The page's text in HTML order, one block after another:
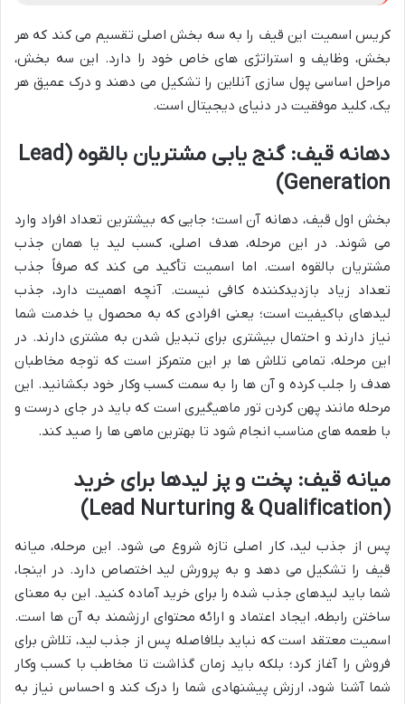
کریس اسمیت این قیف را به سه بخش اصلی تقسیم می کند که هر
بخش، وظایف و استراتژی های خاص خود را دارد. این سه بخش،
مراحل اساسی پول سازی آنلاین را تشکیل می دهند و درک عمیق هر
یک، کلید موفقیت در دنیای دیجیتال است.
دهانه قیف: گنج یابی مشتریان بالقوه (Lead
Generation)
بخش اول قیف، دهانه آن است؛ جایی که بیشترین تعداد افراد وارد
می شوند. در این مرحله، هدف اصلی، کسب لید یا همان جذب
مشتریان بالقوه است. اما اسمیت تأکید می کند که صرفاً جذب
تعداد زیاد بازدیدکننده کافی نیست. آنچه اهمیت دارد، جذب
لیدهای باکیفیت است؛ یعنی افرادی که به محصول یا خدمت شما
نیاز دارند و احتمال بیشتری برای تبدیل شدن به مشتری دارند. در
این مرحله، تمامی تلاش ها بر این متمرکز است که توجه مخاطبان
هدف را جلب کرده و آن ها را به سمت کسب وکار خود بکشانید. این
مرحله مانند پهن کردن تور ماهیگیری است که باید در جای درست و
با طعمه های مناسب انجام شود تا بهترین ماهی ها را صید کند.
میانه قیف: پخت و پز لیدها برای خرید
(Lead Nurturing & Qualification)
پس از جذب لید، کار اصلی تازه شروع می شود. این مرحله، میانه
قیف را تشکیل می دهد و به پرورش لید اختصاص دارد. در اینجا،
شما باید لیدهای جذب شده را برای خرید آماده کنید. این به معنای
ساختن رابطه، ایجاد اعتماد و ارائه محتوای ارزشمند به آن ها است.
اسمیت معتقد است که نباید بلافاصله پس از جذب لید، تلاش برای
فروش را آغاز کرد؛ بلکه باید زمان گذاشت تا مخاطب با کسب وکار
شما آشنا شود، ارزش پیشنهادی شما را درک کند و احساس نیاز به